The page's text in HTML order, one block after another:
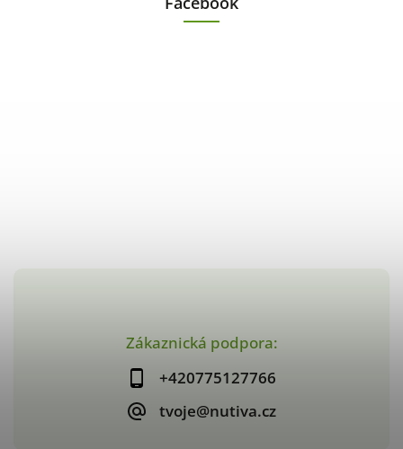
Zákaznická podpora:
+420775127766
tvoje@nutiva.cz